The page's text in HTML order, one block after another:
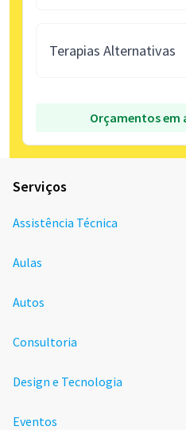
Terapias Alternativas
Orçamentos em
Serviços
Assistência Técnica
Aulas
Autos
Consultoria
Design e Tecnologia
Eventos